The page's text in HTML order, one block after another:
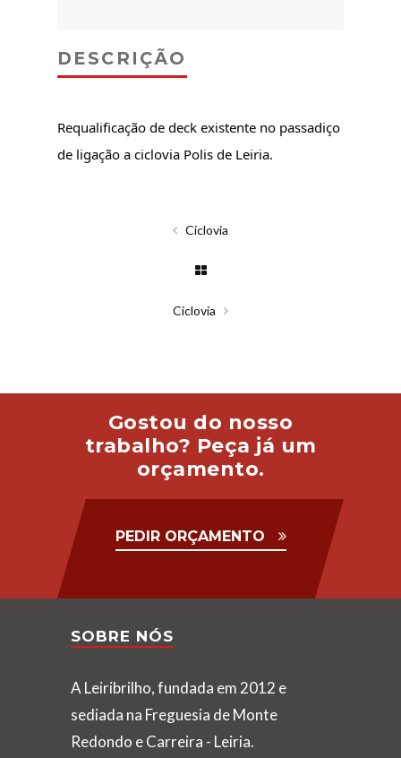
DESCRIÇÃO
Requalificação de deck existente no passadiço
de ligação a ciclovia Polis de Leiria.
Ciclovia
Ciclovia
Gostou do nosso
trabalho? Peça já um
orçamento.
PEDIR ORÇAMENTO
SOBRE NÓS
A Leiribrilho, fundada em 2012 e
sediada na Freguesia de Monte
Redondo e Carreira - Leiria.